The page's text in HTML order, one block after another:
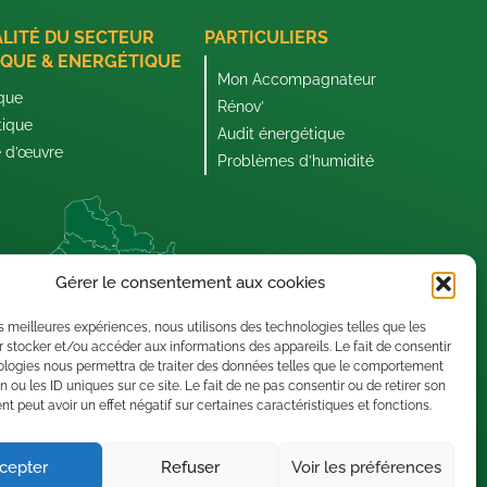
Gérer le consentement aux cookies
meilleures expériences, nous utilisons des technologies telles que les
stocker et/ou accéder aux informations des appareils. Le fait de consentir
nous permettra de traiter des données telles que le comportement
ou les ID uniques sur ce site. Le fait de ne pas consentir ou de retirer son
peut avoir un effet négatif sur certaines caractéristiques et fonctions.
Refuser Voir les préférences
DU SECTEUR
& ENERGÉTIQUE
d’œuvre
PARTICULIERS
Mon Accompagnateur
Rénov’
Audit énergétique
Problèmes d’humidité